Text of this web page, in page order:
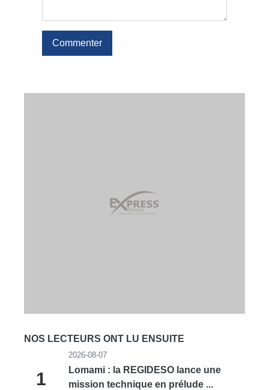
Commenter
NOS LECTEURS ONT LU ENSUITE
1
2026-08-07
Lomami : la REGIDESO lance une
mission technique en prélude ...